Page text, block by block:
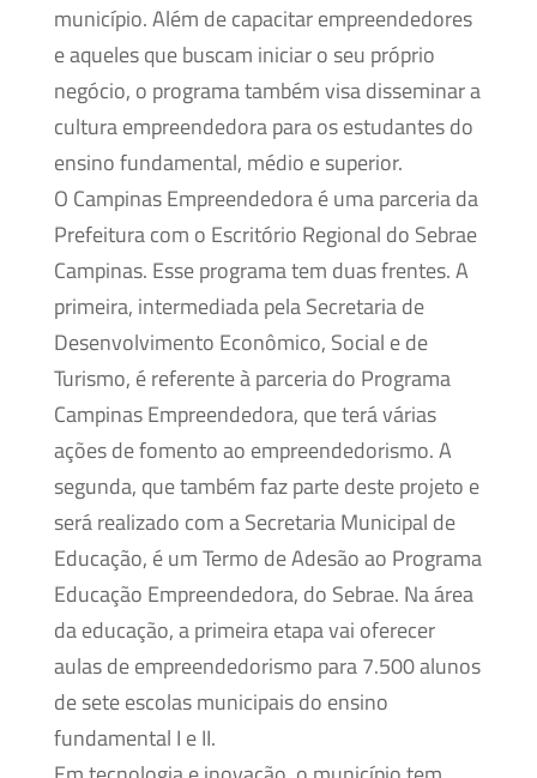
município. Além de capacitar empreendedores
e aqueles que buscam iniciar o seu próprio
negócio, o programa também visa disseminar a
cultura empreendedora para os estudantes do
ensino fundamental, médio e superior.
O Campinas Empreendedora é uma parceria da
Prefeitura com o Escritório Regional do Sebrae
Campinas. Esse programa tem duas frentes. A
primeira, intermediada pela Secretaria de
Desenvolvimento Econômico, Social e de
Turismo, é referente à parceria do Programa
Campinas Empreendedora, que terá várias
ações de fomento ao empreendedorismo. A
segunda, que também faz parte deste projeto e
será realizado com a Secretaria Municipal de
Educação, é um Termo de Adesão ao Programa
Educação Empreendedora, do Sebrae. Na área
da educação, a primeira etapa vai oferecer
aulas de empreendedorismo para 7.500 alunos
de sete escolas municipais do ensino
fundamental I e II.